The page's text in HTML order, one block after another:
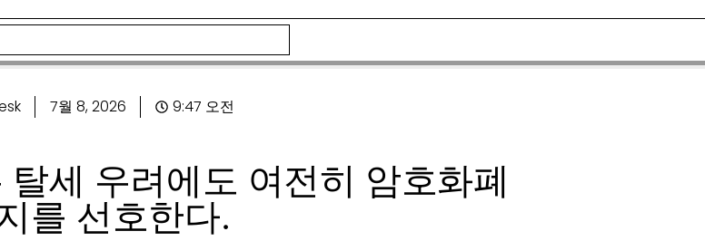
7월 8, 2026 9:47 오전
탈세 우려에도 여전히 암호화폐
를 선호한다.